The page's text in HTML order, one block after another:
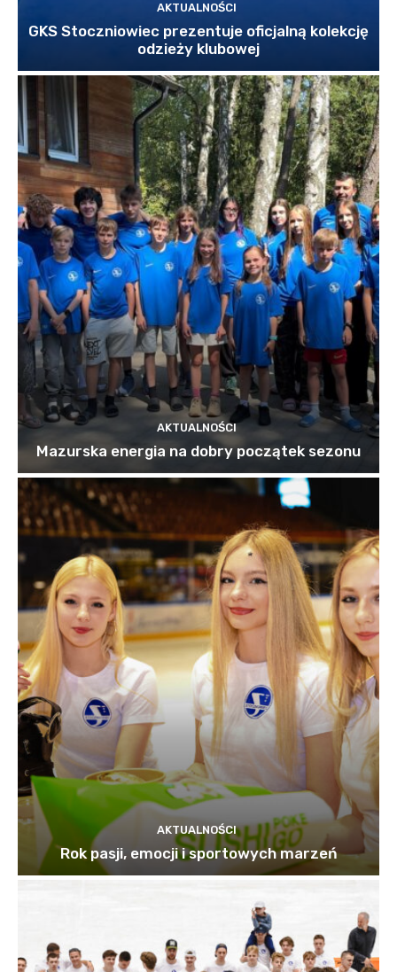
AKTUALNOŚCI
GKS Stoczniowiec prezentuje oficjalną kolekcję
odzieży klubowej
AKTUALNOŚCI
Mazurska energia na dobry początek sezonu
AKTUALNOŚCI
Rok pasji, emocji i sportowych marzeń